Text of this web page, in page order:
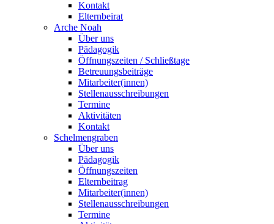
Kontakt
Elternbeirat
Arche Noah
Über uns
Pädagogik
Öffnungszeiten / Schließtage
Betreuungsbeiträge
Mitarbeiter(innen)
Stellenausschreibungen
Termine
Aktivitäten
Kontakt
Schelmengraben
Über uns
Pädagogik
Öffnungszeiten
Elternbeitrag
Mitarbeiter(innen)
Stellenausschreibungen
Termine